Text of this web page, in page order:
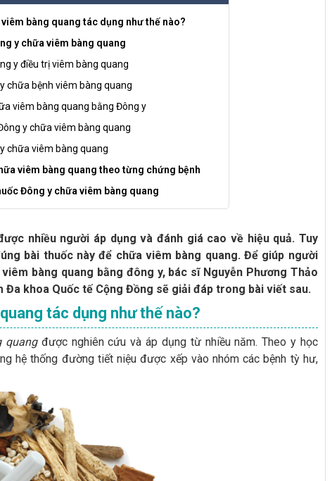
bàng quang tác dụng như thế nào?
y chữa viêm bàng quang
y điều trị viêm bàng quang
chữa bệnh viêm bàng quang
viêm bàng quang bằng Đông y
y chữa viêm bàng quang
chữa viêm bàng quang
viêm bàng quang theo từng chứng bệnh
Đông y chữa viêm bàng quang
nhiều người áp dụng và đánh giá cao về hiệu quả. Tuy
bài thuốc này để chữa viêm bàng quang. Để giúp người
bàng quang bằng đông y, bác sĩ Nguyễn Phương Thảo
Đa khoa Quốc tế Cộng Đồng sẽ giải đáp trong bài viết sau.
tác dụng như thế nào?
quang được nghiên cứu và áp dụng từ nhiều năm. Theo y học
hệ thống đường tiết niệu được xếp vào nhóm các bệnh tỳ hư,